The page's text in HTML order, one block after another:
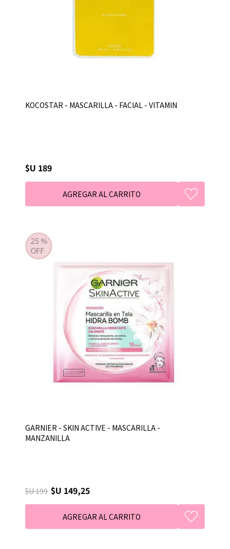
KOCOSTAR - MASCARILLA - FACIAL - VITAMIN
$U 189
GARNIER - SKIN ACTIVE - MASCARILLA -
MANZANILLA
$U 199 $U 149,25